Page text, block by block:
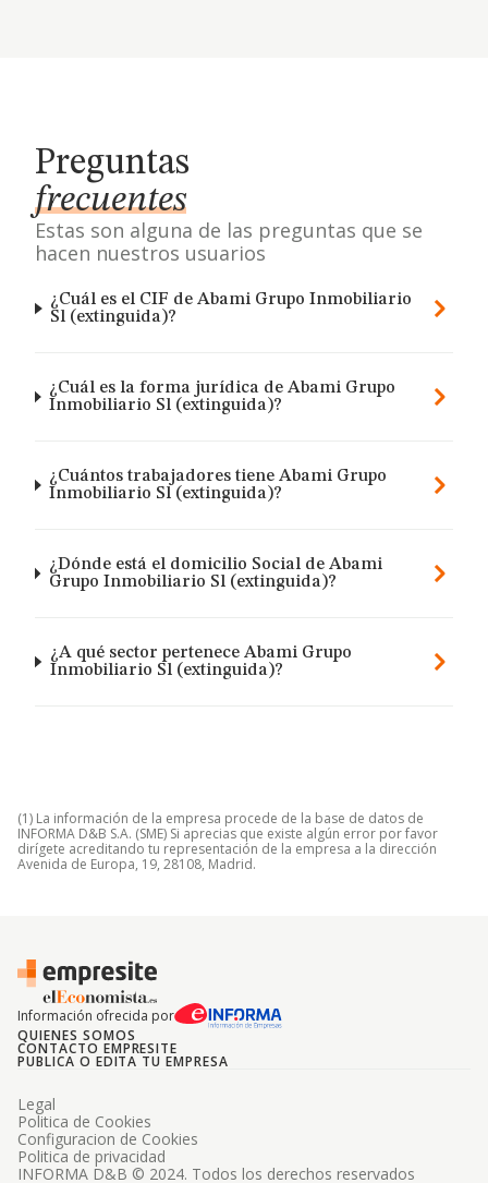
Preguntas
frecuentes
Estas son alguna de las preguntas que se
hacen nuestros usuarios
¿Cuál es el CIF de Abami Grupo Inmobiliario
Sl (extinguida)?
¿Cuál es la forma jurídica de Abami Grupo
Inmobiliario Sl (extinguida)?
¿Cuántos trabajadores tiene Abami Grupo
Inmobiliario Sl (extinguida)?
¿Dónde está el domicilio Social de Abami
Grupo Inmobiliario Sl (extinguida)?
¿A qué sector pertenece Abami Grupo
Inmobiliario Sl (extinguida)?
(1) La información de la empresa procede de la base de datos de
INFORMA D&B S.A. (SME) Si aprecias que existe algún error por favor
dirígete acreditando tu representación de la empresa a la dirección
Avenida de Europa, 19, 28108, Madrid.
Información ofrecida por
QUIENES SOMOS
CONTACTO EMPRESITE
PUBLICA O EDITA TU EMPRESA
INFORMA D&B © 2024. Todos los derechos reservados
Legal
Politica de Cookies
Configuracion de Cookies
Politica de privacidad